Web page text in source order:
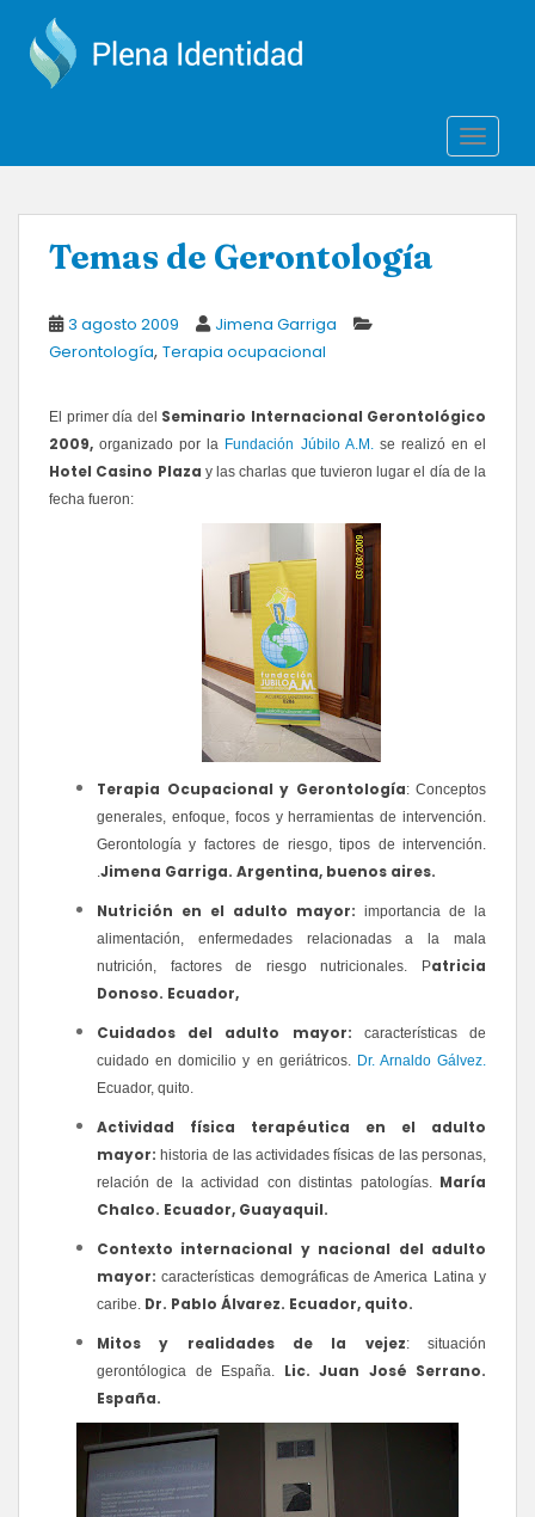
Temas de Gerontología
3 agosto 2009
Jimena Garriga
Gerontología, Terapia ocupacional
El primer día del Seminario Internacional Gerontológico
2009, organizado por la Fundación Júbilo A.M. se realizó en el
Hotel Casino Plaza y las charlas que tuvieron lugar el día de la
fecha fueron:
Terapia Ocupacional y Gerontología: Conceptos
generales, enfoque, focos y herramientas de intervención.
Gerontología y factores de riesgo, tipos de intervención.
.Jimena Garriga. Argentina, buenos aires.
Nutrición en el adulto mayor: importancia de la
alimentación, enfermedades relacionadas a la mala
nutrición, factores de riesgo nutricionales. Patricia
Donoso. Ecuador,
Cuidados del adulto mayor: características de
cuidado en domicilio y en geriátricos. Dr. Arnaldo Gálvez.
Ecuador, quito.
Actividad física terapéutica en el adulto
mayor: historia de las actividades físicas de las personas,
relación de la actividad con distintas patologías. María
Chalco. Ecuador, Guayaquil.
Contexto internacional y nacional del adulto
mayor:características demográficas de America Latina y
caribe. Dr. Pablo Álvarez. Ecuador, quito.
Mitos y realidades de la vejez: situación
gerontólogica de España.
Lic. Juan José Serrano.
España.